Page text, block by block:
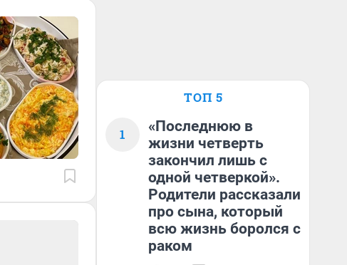
ТОП 5
1
«Последнюю в
жизни четверть
закончил лишь с
одной четверкой».
Родители рассказали
про сына, который
всю жизнь боролся с
раком